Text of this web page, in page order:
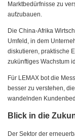
Marktbedürfnisse zu
aufzubauen.
Die China-Afrika
Umfeld, in dem
diskutieren, praktische
zukünftiges Wachstum
Für LEMAX bot die
besser zu verstehen,
wandelnden
Blick in die
Der Sektor der